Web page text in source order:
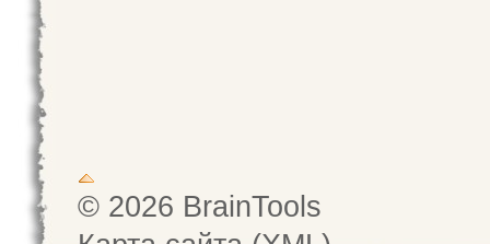
© 2026 BrainTools